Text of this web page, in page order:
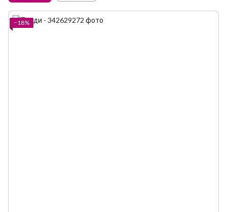
−18%